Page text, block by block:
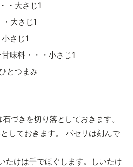
・大さじ1
大さじ1
さじ1
味料・・・小さじ1
とつまみ
づきを切り落としておきます。
しておきます。 パセリは刻んで
たけは手でほぐします。しいたけ